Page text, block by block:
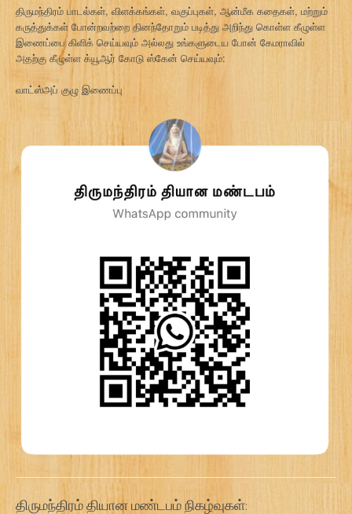
திருமந்திரம் பாடல்கள், விளக்கங்கள், வகுப்புகள், ஆன்மீக கதைகள், மற்றும்
கருத்துக்கள் போன்றவற்றை தினந்தோறும் படித்து அறிந்து கொள்ள கீழுள்ள
இணைப்பை கிளிக் செய்யவும் அல்லது உங்களுடைய போன் கேமராவில்
அதற்கு கீழுள்ள க்யூஆர் கோடு ஸ்கேன் செய்யவும்:
வாட்ஸ்அப் குழு இணைப்பு
திருமந்திரம் தியான மண்டபம் நிகழ்வுகள்: